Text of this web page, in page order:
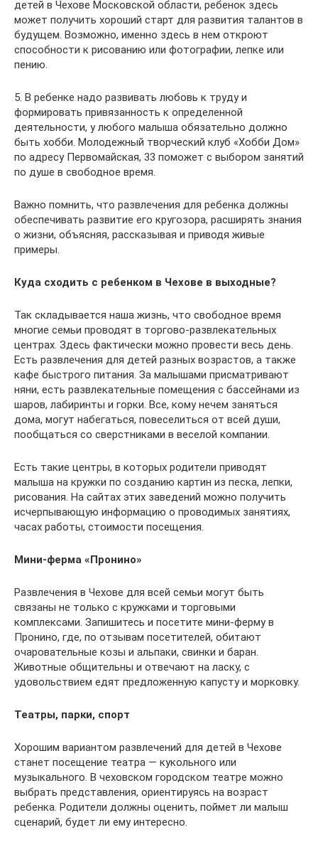
детей в Чехове Московской области, ребенок здесь
может получить хороший старт для развития талантов в
будущем. Возможно, именно здесь в нем откроют
способности к рисованию или фотографии, лепке или
пению.
5. В ребенке надо развивать любовь к труду и
формировать привязанность к определенной
деятельности, у любого малыша обязательно должно
быть хобби. Молодежный творческий клуб «Хобби Дом»
по адресу Первомайская, 33 поможет с выбором занятий
по душе в свободное время.
Важно помнить, что развлечения для ребенка должны
обеспечивать развитие его кругозора, расширять знания
о жизни, объясняя, рассказывая и приводя живые
примеры.
Куда сходить с ребенком в Чехове в выходные?
Так складывается наша жизнь, что свободное время
многие семьи проводят в торгово-развлекательных
центрах. Здесь фактически можно провести весь день.
Есть развлечения для детей разных возрастов, а также
кафе быстрого питания. За малышами присматривают
няни, есть развлекательные помещения с бассейнами из
шаров, лабиринты и горки. Все, кому нечем заняться
дома, могут набегаться, повеселиться от всей души,
пообщаться со сверстниками в веселой компании.
Есть такие центры, в которых родители приводят
малыша на кружки по созданию картин из песка, лепки,
рисования. На сайтах этих заведений можно получить
исчерпывающую информацию о проводимых занятиях,
часах работы, стоимости посещения.
Мини-ферма «Пронино»
Развлечения в Чехове для всей семьи могут быть
связаны не только с кружками и торговыми
комплексами. Запишитесь и посетите мини-ферму в
Пронино, где, по отзывам посетителей, обитают
очаровательные козы и альпаки, свинки и баран.
Животные общительны и отвечают на ласку, с
удовольствием едят предложенную капусту и морковку.
Театры, парки, спорт
Хорошим вариантом развлечений для детей в Чехове
станет посещение театра — кукольного или
музыкального. В чеховском городском театре можно
выбрать представления, ориентируясь на возраст
ребенка. Родители должны оценить, поймет ли малыш
сценарий, будет ли ему интересно.